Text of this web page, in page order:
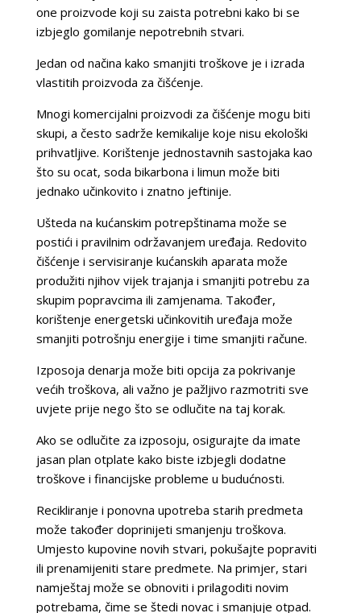
one proizvode koji su zaista potrebni kako bi se
izbjeglo gomilanje nepotrebnih stvari.
Jedan od načina kako smanjiti troškove je i izrada
vlastitih proizvoda za čišćenje.
Mnogi komercijalni proizvodi za čišćenje mogu biti
skupi, a često sadrže kemikalije koje nisu ekološki
prihvatljive. Korištenje jednostavnih sastojaka kao
što su ocat, soda bikarbona i limun može biti
jednako učinkovito i znatno jeftinije.
Ušteda na kućanskim potrepštinama može se
postići i pravilnim održavanjem uređaja. Redovito
čišćenje i servisiranje kućanskih aparata može
produžiti njihov vijek trajanja i smanjiti potrebu za
skupim popravcima ili zamjenama. Također,
korištenje energetski učinkovitih uređaja može
smanjiti potrošnju energije i time smanjiti račune.
Izposoja denarja može biti opcija za pokrivanje
većih troškova, ali važno je pažljivo razmotriti sve
uvjete prije nego što se odlučite na taj korak.
Ako se odlučite za izposoju, osigurajte da imate
jasan plan otplate kako biste izbjegli dodatne
troškove i financijske probleme u budućnosti.
Recikliranje i ponovna upotreba starih predmeta
može također doprinijeti smanjenju troškova.
Umjesto kupovine novih stvari, pokušajte popraviti
ili prenamijeniti stare predmete. Na primjer, stari
namještaj može se obnoviti i prilagoditi novim
potrebama, čime se štedi novac i smanjuje otpad.